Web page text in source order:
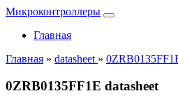
Микроконтроллеры
Главная
Главная » datasheet »
0ZRB0135FF1E datasheet